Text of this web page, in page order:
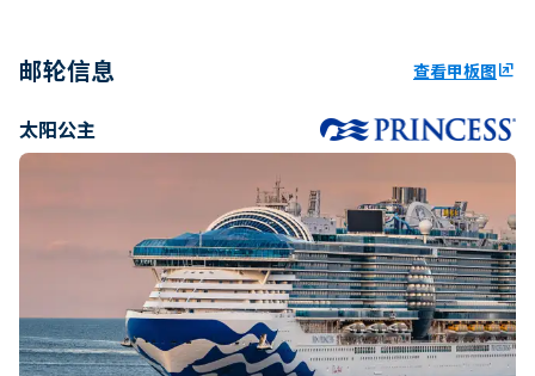
邮轮信息 查看甲板图ungroup
太阳公主